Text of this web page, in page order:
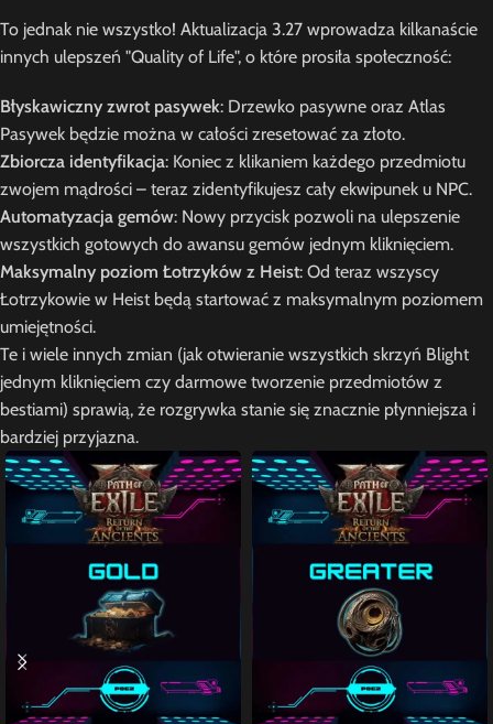
To jednak nie wszystko! Aktualizacja 3.27 wprowadza kilkanaście
innych ulepszeń "Quality of Life", o które prosiła społeczność:
Błyskawiczny zwrot pasywek: Drzewko pasywne oraz Atlas
Pasywek będzie można w całości zresetować za złoto.
Zbiorcza identyfikacja: Koniec z klikaniem każdego przedmiotu
zwojem mądrości – teraz zidentyfikujesz cały ekwipunek u NPC.
Automatyzacja gemów: Nowy przycisk pozwoli na ulepszenie
wszystkich gotowych do awansu gemów jednym kliknięciem.
Maksymalny poziom Łotrzyków z Heist: Od teraz wszyscy
Łotrzykowie w Heist będą startować z maksymalnym poziomem
umiejętności.
Te i wiele innych zmian (jak otwieranie wszystkich skrzyń Blight
jednym kliknięciem czy darmowe tworzenie przedmiotów z
bestiami) sprawią, że rozgrywka stanie się znacznie płynniejsza i
bardziej przyjazna.